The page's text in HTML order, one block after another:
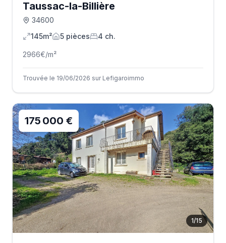
Taussac-la-Billière
34600
145m²
5 pièces 4 ch.
2966€/m²
Trouvée le 19/06/2026 sur Lefigaroimmo
1/15
175 000 €